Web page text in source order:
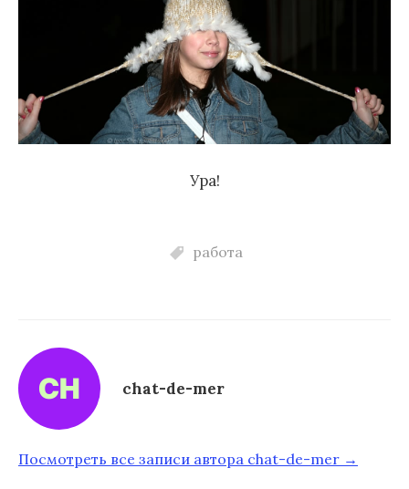
Ура!
работа
chat-de-mer
Посмотреть все записи автора chat-de-mer →